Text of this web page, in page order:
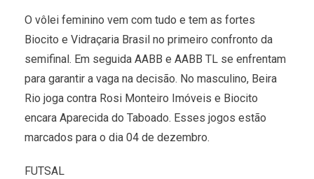
O vôlei feminino vem com tudo e tem as fortes
Biocito e Vidraçaria Brasil no primeiro confronto da
semifinal. Em seguida AABB e AABB TL se enfrentam
para garantir a vaga na decisão. No masculino, Beira
Rio joga contra Rosi Monteiro Imóveis e Biocito
encara Aparecida do Taboado. Esses jogos estão
marcados para o dia 04 de dezembro.
FUTSAL